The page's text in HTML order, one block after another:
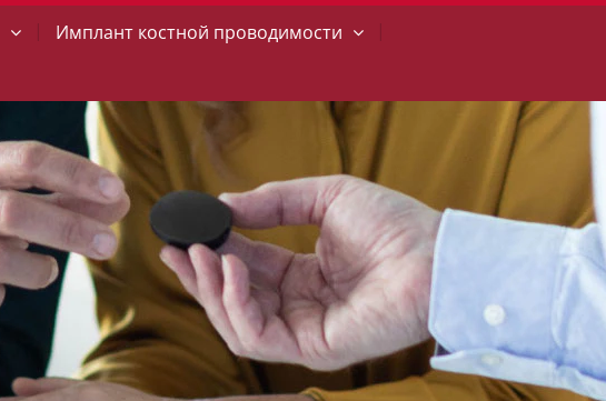
| Имплант костной проводимости
|